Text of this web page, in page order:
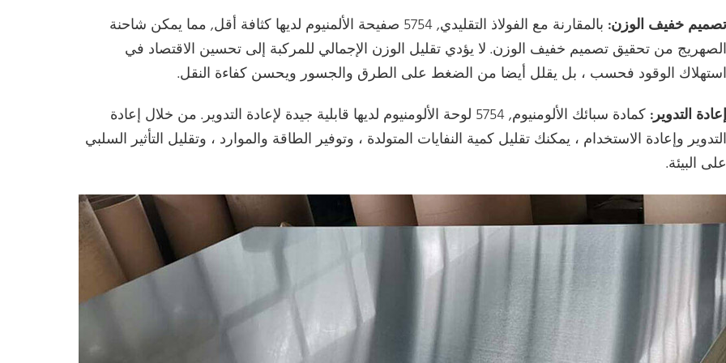
تصميم خفيف الوزن:
بالمقارنة مع الفولاذ التقليدي, 5754 صفيحة الألمنيوم لديها كثافة أقل, مما يمكن شاحنة
الصهريج من تحقيق تصميم خفيف الوزن. لا يؤدي تقليل الوزن الإجمالي للمركبة إلى تحسين الاقتصاد في
استهلاك الوقود فحسب ، بل يقلل أيضا من الضغط على الطرق والجسور ويحسن كفاءة النقل.
إعادة التدوير:
كمادة سبائك الألومنيوم, 5754 لوحة الألومنيوم لديها قابلية جيدة لإعادة التدوير. من خلال إعادة
التدوير وإعادة الاستخدام ، يمكنك تقليل كمية النفايات المتولدة ، وتوفير الطاقة والموارد ، وتقليل التأثير السلبي
على البيئة.